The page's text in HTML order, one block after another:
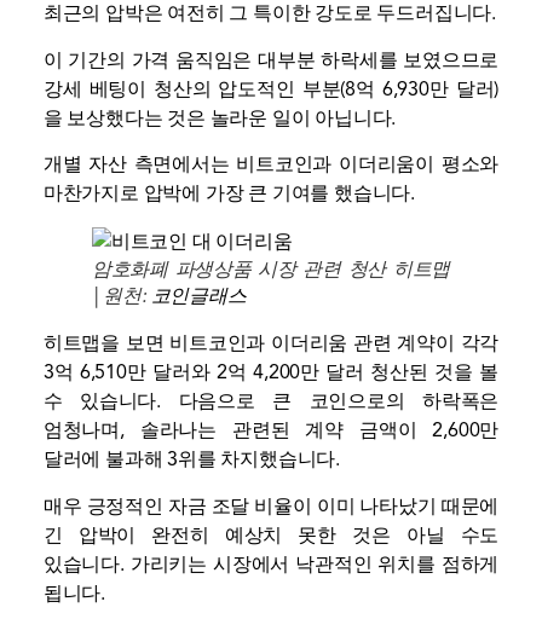
최근의 압박은 여전히 ​​그 특이한 강도로 두드러집니다.
이 기간의 가격 움직임은 대부분 하락세를 보였으므로
강세 베팅이 청산의 압도적인 부분(8억 6,930만 달러)
을 보상했다는 것은 놀라운 일이 아닙니다.
개별 자산 측면에서는 비트코인과 이더리움이 평소와
마찬가지로 압박에 가장 큰 기여를 했습니다.
암호화폐 파생상품 시장 관련 청산 히트맵
| 원천: 코인글래스
히트맵을 보면 비트코인과 이더리움 관련 계약이 각각
3억 6,510만 달러와 2억 4,200만 달러 청산된 것을 볼
수 있습니다. 다음으로 큰 코인으로의 하락폭은
엄청나며, 솔라나는 관련된 계약 금액이 2,600만
달러에 불과해 3위를 차지했습니다.
매우 긍정적인 자금 조달 비율이 이미 나타났기 때문에
긴 압박이 완전히 예상치 못한 것은 아닐 수도
있습니다. 가리키는 시장에서 낙관적인 위치를 점하게
됩니다.